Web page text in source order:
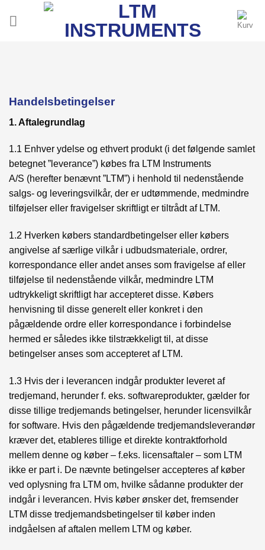
Handelsbetingelser
1. Aftalegrundlag
1.1 Enhver ydelse og ethvert produkt (i det følgende samlet
betegnet ”leverance”) købes fra LTM Instruments
A/S (herefter benævnt ”LTM”) i henhold til nedenstående
salgs- og leveringsvilkår, der er udtømmende, medmindre
tilføjelser eller fravigelser skriftligt er tiltrådt af LTM.
1.2 Hverken købers standardbetingelser eller købers
angivelse af særlige vilkår i udbudsmateriale, ordrer,
korrespondance eller andet anses som fravigelse af eller
tilføjelse til nedenstående vilkår, medmindre LTM
udtrykkeligt skriftligt har accepteret disse. Købers
henvisning til disse generelt eller konkret i den
pågældende ordre eller korrespondance i forbindelse
hermed er således ikke tilstrækkeligt til, at disse
betingelser anses som accepteret af LTM.
1.3 Hvis der i leverancen indgår produkter leveret af
tredjemand, herunder f. eks. softwareprodukter, gælder for
disse tillige tredjemands betingelser, herunder licensvilkår
for software. Hvis den pågældende tredjemandsleverandør
kræver det, etableres tillige et direkte kontraktforhold
mellem denne og køber – f.eks. licensaftaler – som LTM
ikke er part i. De nævnte betingelser accepteres af køber
ved oplysning fra LTM om, hvilke sådanne produkter der
indgår i leverancen. Hvis køber ønsker det, fremsender
LTM disse tredjemandsbetingelser til køber inden
indgåelsen af aftalen mellem LTM og køber.